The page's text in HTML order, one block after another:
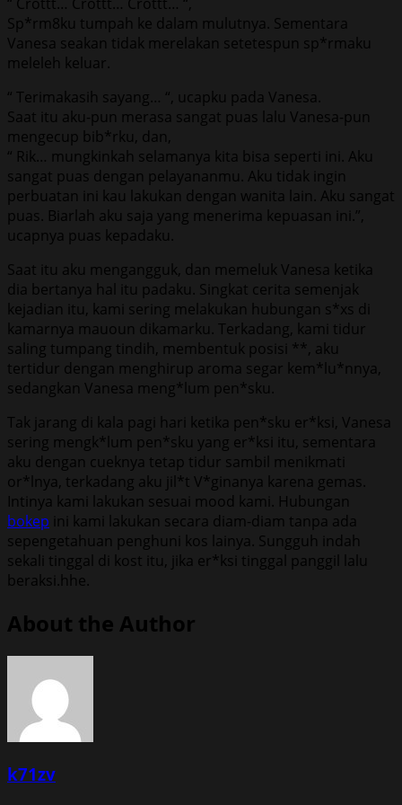
Sp*rm8ku tumpah ke dalam mulutnya. Sementara
Vanesa seakan tidak merelakan setetespun sp*rmaku
meleleh keluar.
“ Terimakasih sayang… “, ucapku pada Vanesa.
Saat itu aku-pun merasa sangat puas lalu Vanesa-pun
mengecup bib*rku, dan,
“ Rik… mungkinkah selamanya kita bisa seperti ini. Aku
sangat puas dengan pelayananmu. Aku tidak ingin
perbuatan ini kau lakukan dengan wanita lain. Aku sangat
puas. Biarlah aku saja yang menerima kepuasan ini.”,
ucapnya puas kepadaku.
Saat itu aku mengangguk, dan memeluk Vanesa ketika
dia bertanya hal itu padaku. Singkat cerita semenjak
kejadian itu, kami sering melakukan hubungan s*xs di
kamarnya mauoun dikamarku. Terkadang, kami tidur
saling tumpang tindih, membentuk posisi **, aku
tertidur dengan menghirup aroma segar kem*lu*nnya,
sedangkan Vanesa meng*lum pen*sku.
Tak jarang di kala pagi hari ketika pen*sku er*ksi, Vanesa
sering mengk*lum pen*sku yang er*ksi itu, sementara
aku dengan cueknya tetap tidur sambil menikmati
or*lnya, terkadang aku jil*t V*ginanya karena gemas.
Intinya kami lakukan sesuai mood kami. Hubungan
bokep ini kami lakukan secara diam-diam tanpa ada
sepengetahuan penghuni kos lainya. Sungguh indah
sekali tinggal di kost itu, jika er*ksi tinggal panggil lalu
beraksi.hhe.
About the Author
k71zv